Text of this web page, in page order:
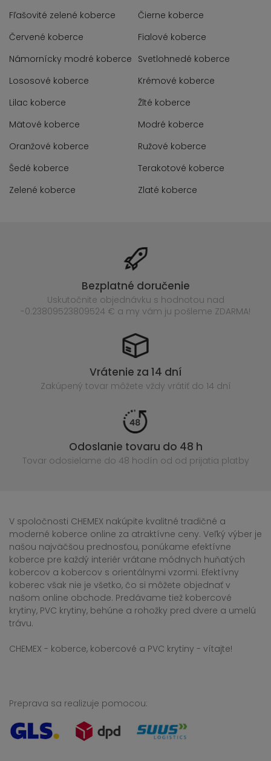
Fľašovité zelené koberce
Čierne koberce
Červené koberce
Fialové koberce
Námornícky modré koberce Svetlohnedé koberce
Lososové koberce
Krémové koberce
Lilac koberce
Žlté koberce
Mätové koberce
Modré koberce
Oranžové koberce
Ružové koberce
Šedé koberce
Terakotové koberce
Zelené koberce
Zlaté koberce
Bezplatné doručenie
Uskutočnite objednávku s hodnotou nad
-0.23809523809524 € a my vám ju pošleme ZDARMA!
Vrátenie za 14 dní
Zakúpený tovar môžete vždy vrátiť do 14 dní
Odoslanie tovaru do 48 h
Tovar odosielame do 48 hodín od od prijatia platby
V spoločnosti CHEMEX nakúpite kvalitné tradičné a
moderné koberce online za atraktívne ceny. Veľký výber je
našou najväčšou prednosťou, ponúkame efektívne
koberce pre každý interiér vrátane módnych huňatých
kobercov a kobercov s orientálnymi vzormi. Efektívny
koberec však nie je všetko, čo si môžete objednať v
našom online obchode. Predávame tiež kobercové
krytiny, PVC krytiny, behúne a rohožky pred dvere a umelú
trávu.
CHEMEX - koberce, kobercové a PVC krytiny - vítajte!
Preprava sa realizuje pomocou: